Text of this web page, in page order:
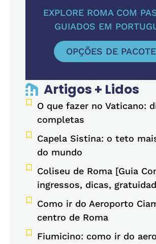
EXPLORE ROMA COM
GUIADOS EM
OPÇÕES DE
Artigos + Lidos
O que fazer no Vaticano:
completas
Capela Sistina: o teto
do mundo
Coliseu de Roma [Guia
ingressos, dicas,
Como ir do Aeroporto
centro de Roma
Fiumicino: como ir do